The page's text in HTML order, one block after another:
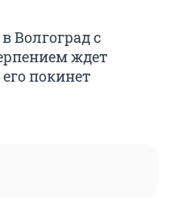
Волгоград с
ждет
покинет